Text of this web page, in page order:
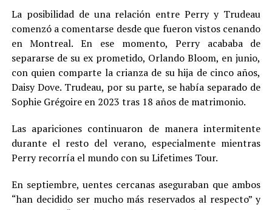
La posibilidad de una relación entre Perry y Trudeau
comenzó a comentarse desde que fueron vistos cenando
en Montreal. En ese momento, Perry acababa de
separarse de su ex prometido, Orlando Bloom, en junio,
con quien comparte la crianza de su hija de cinco años,
Daisy Dove. Trudeau, por su parte, se había separado de
Sophie Grégoire en 2023 tras 18 años de matrimonio.
Las apariciones continuaron de manera intermitente
durante el resto del verano, especialmente mientras
Perry recorría el mundo con su Lifetimes Tour.
En septiembre, uentes cercanas aseguraban que ambos
“han decidido ser mucho más reservados al respecto” y